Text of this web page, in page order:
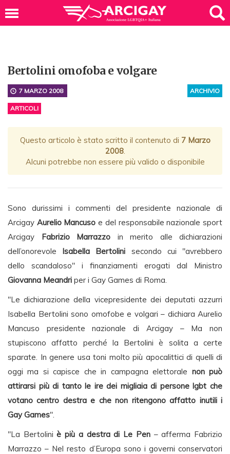
Bertolini omofoba e volgare
ARCHIVIO
7 MARZO 2008
ARTICOLI
Questo articolo è stato scritto il contenuto di 7 Marzo
2008.
Alcuni potrebbe non essere più valido o disponibile
Sono durissimi i commenti del presidente nazionale di
Arcigay Aurelio Mancuso e del responsabile nazionale sport
Arcigay Fabrizio Marrazzo in merito alle dichiarazioni
dell’onorevole Isabella Bertolini secondo cui "avrebbero
dello scandaloso" i finanziamenti erogati dal Ministro
Giovanna Meandri per i Gay Games di Roma.
"Le dichiarazione della vicepresidente dei deputati azzurri
Isabella Bertolini sono omofobe e volgari – dichiara Aurelio
Mancuso presidente nazionale di Arcigay – Ma non
stupiscono affatto perché la Bertolini è solita a certe
sparate. In genere usa toni molto più apocalittici di quelli di
oggi ma si capisce che in campagna elettorale non può
attirarsi più di tanto le ire dei migliaia di persone lgbt che
votano centro destra e che non ritengono affatto inutili i
Gay Games".
"La Bertoliniè più a destra di Le Pen– afferma Fabrizio
Marrazzo – Nel resto d’Europa sono i governi conservatori